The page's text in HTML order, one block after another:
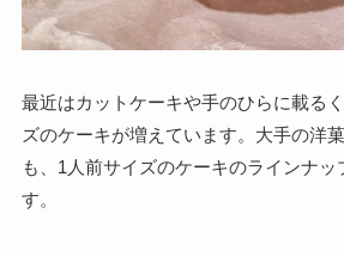
最近はカットケーキや手のひらに載る
ズのケーキが増えています。大手の洋
も、1人前サイズのケーキのラインナッ
す。